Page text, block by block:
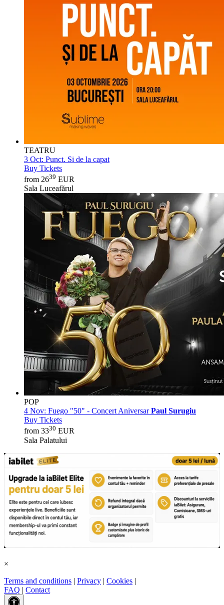
TEATRU
3 Oct: Punct. Si de la capat
Buy Tickets
from 2639 EUR
Sala Luceafărul
POP
4 Nov: Fuego "50" - Concert AniversarPaul Surugiu
Buy Tickets
from 3330 EUR
Sala Palatului
×
Terms and conditions | Privacy | Cookies |
FAQ | Contact